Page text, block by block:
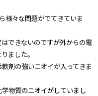
様々な問題がでてきていま
できないのですが外からの電
ました。
剤の強いニオイが入ってきま
物質のニオイがしていまし